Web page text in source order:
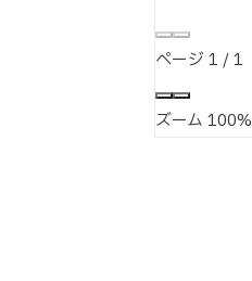
ページ 1 /1
ズーム 100%